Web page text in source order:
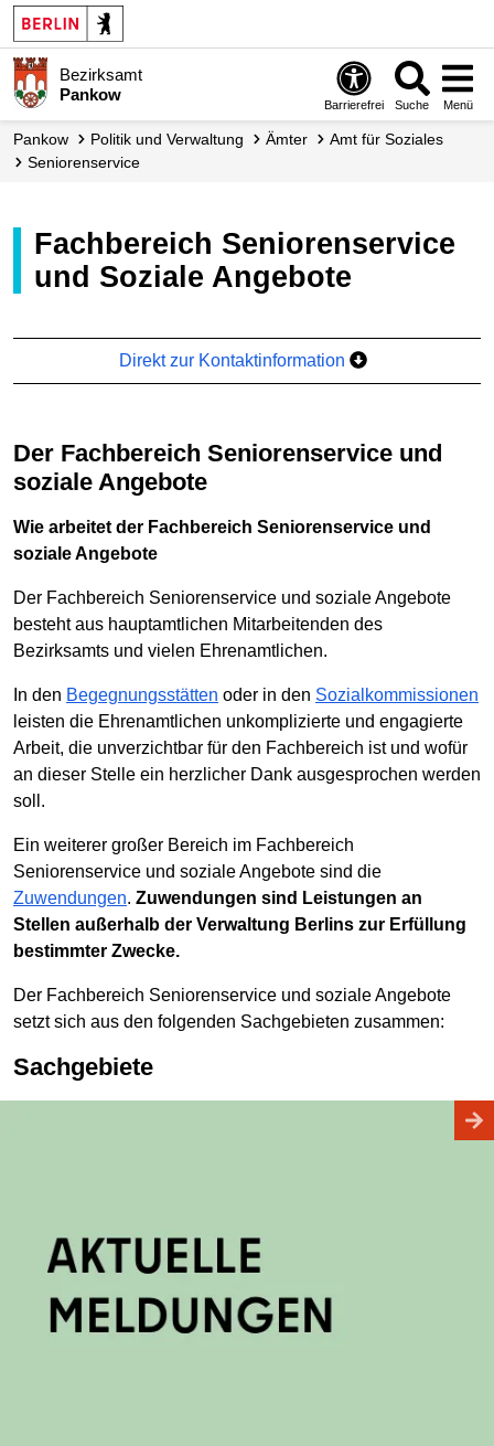
Bezirksamt
Pankow
Barrierefrei Suche Menü
Pankow Politik und Verwaltung Ämter
Amt für Soziales
Seniorenservice
Fachbereich Seniorenservice
und Soziale Angebote
Direkt zur Kontaktinformation
Der Fachbereich Seniorenservice und
soziale Angebote
Wie arbeitet der Fachbereich Seniorenservice und
soziale Angebote
Der Fachbereich Seniorenservice und soziale Angebote
besteht aus hauptamtlichen Mitarbeitenden des
Bezirksamts und vielen Ehrenamtlichen.
In den Begegnungsstätten oder in den Sozialkommissionen
leisten die Ehrenamtlichen unkomplizierte und engagierte
Arbeit, die unverzichtbar für den Fachbereich ist und wofür
an dieser Stelle ein herzlicher Dank ausgesprochen werden
soll.
Ein weiterer großer Bereich im Fachbereich
Seniorenservice und soziale Angebote sind die
Zuwendungen. Zuwendungen sind Leistungen an
Stellen außerhalb der Verwaltung Berlins zur Erfüllung
bestimmter Zwecke.
Der Fachbereich Seniorenservice und soziale Angebote
setzt sich aus den folgenden Sachgebieten zusammen:
Sachgebiete